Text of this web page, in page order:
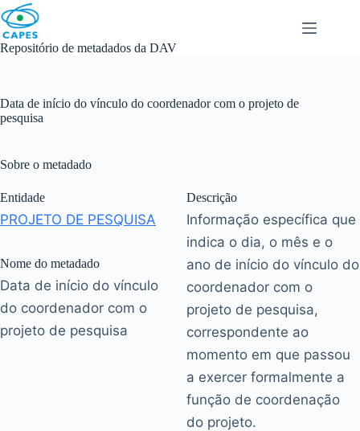
Skip
to
content
Repositório de metadados da DAV
Data de início do vínculo do coordenador com o projeto de
pesquisa
Sobre o metadado
Entidade
PROJETO DE PESQUISA
Nome do metadado
Data de início do vínculo
do coordenador com o
projeto de pesquisa
Descrição
Informação específica que
indica o dia, o mês e o
ano de início do vínculo do
coordenador com o
projeto de pesquisa,
correspondente ao
momento em que passou
a exercer formalmente a
função de coordenação
do projeto.